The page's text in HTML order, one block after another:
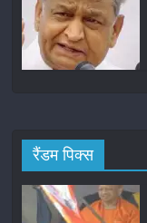
रैंडम पिक्स